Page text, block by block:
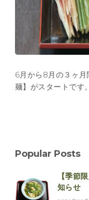
6月から8月の３ヶ
麺】がスタートです
Popular Posts
【季節
知らせ